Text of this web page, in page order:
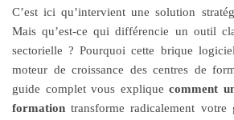
C’est ici qu’intervient une solution
Mais qu’est-ce qui différencie un outil
sectorielle ? Pourquoi cette brique
moteur de croissance des centres de
guide complet vous explique comment
formation transforme radicalement votre